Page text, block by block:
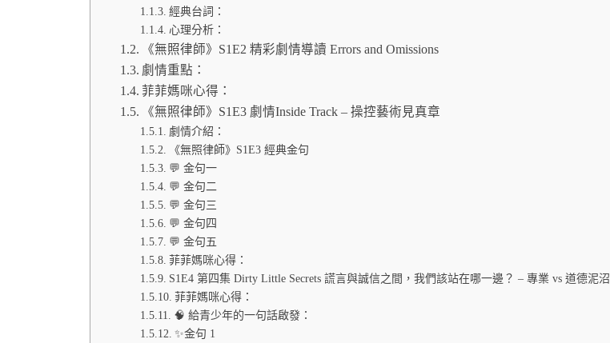
經典台詞：
心理分析：
《無照律師》S1E2 精彩劇情導讀 Errors and Omissions
劇情重點：
菲菲媽咪心得：
《無照律師》S1E3 劇情Inside Track – 操控藝術見真章
劇情介紹：
《無照律師》S1E3 經典金句
💬 金句一
💬 金句二
💬 金句三
💬 金句四
💬 金句五
菲菲媽咪心得：
S1E4 第四集 Dirty Little Secrets 謊言與誠信之間，我們該站在哪一邊？ – 專業 vs 道德泥沼
菲菲媽咪心得：
🧠 給青少年的一句話啟發：
✨金句 1